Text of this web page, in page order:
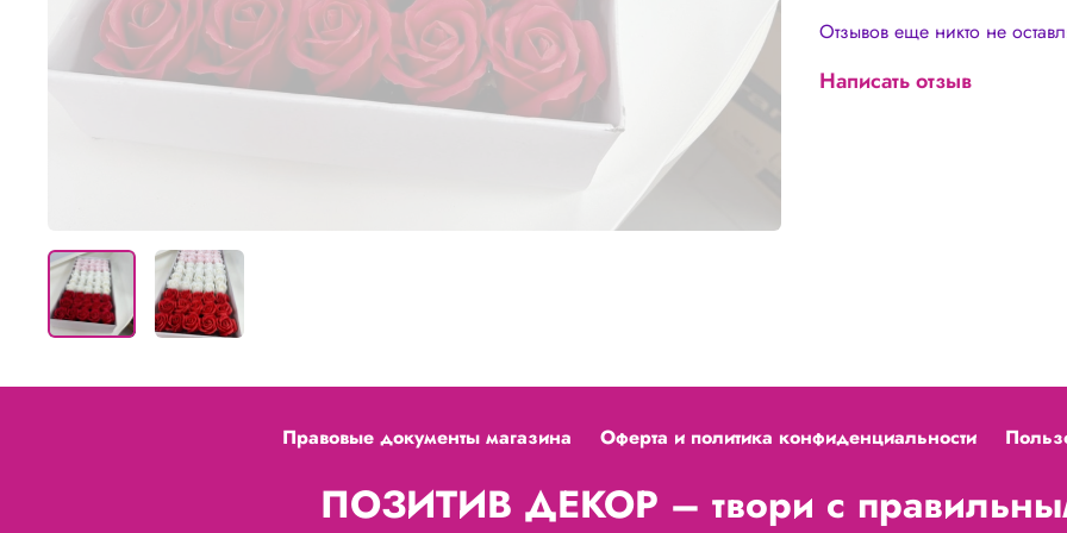
Сухие розы можно
Отзывов еще никто не
Написать отзыв
Правовые документы магазина Оферта и политика конфиденциальности
ПОЗИТИВ ДЕКОР – твори с